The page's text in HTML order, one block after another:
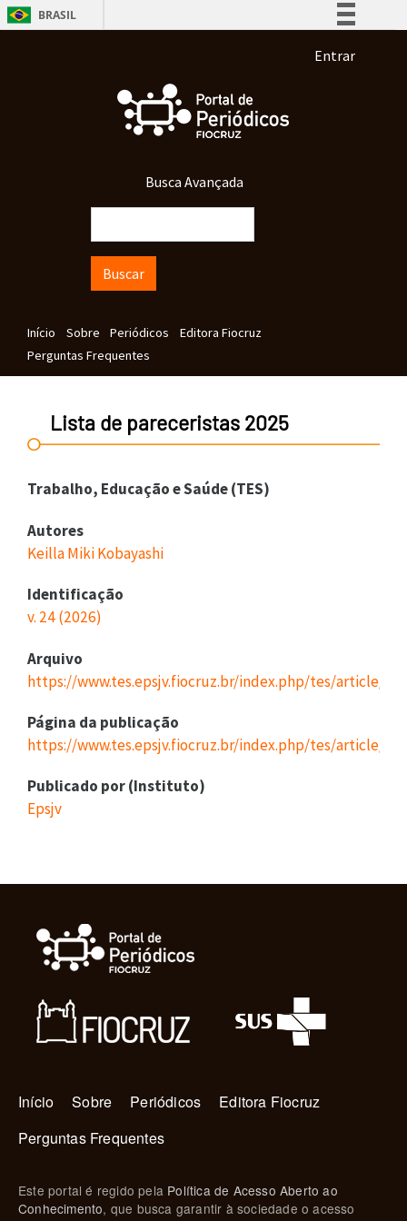
Pular para o conteúdo principal
BRASIL
Participe
Acesso à informação
Menu de
Entrar
Busca Avançada
Navegação principal
Início Sobre Periódicos
Editora Fiocruz
Perguntas Frequentes
Lista de pareceristas 2025
Trabalho, Educação e Saúde (TES)
Autores
Keilla Miki Kobayashi
Identificação
v. 24 (2026)
Arquivo
https://www.tes.epsjv.fiocruz.br/index.php/tes/article/
Página da publicação
https://www.tes.epsjv.fiocruz.br/index.php/tes/article/
Publicado por (Instituto)
Epsjv
Navegação principal
Início Sobre Periódicos
Editora Fiocruz
Perguntas Frequentes
Este portal é regido pela Política de Acesso Aberto ao
Conhecimento, que busca garantir à sociedade o acesso